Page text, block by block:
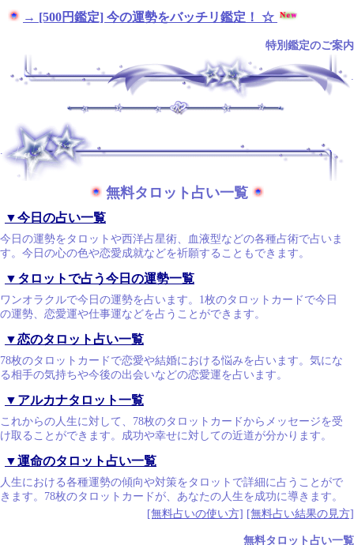
→ [500円鑑定] 今の運勢をバッチリ鑑定！ ☆
特別鑑定のご案内
無料タロット占い一覧
▼今日の占い一覧
今日の運勢をタロットや西洋占星術、血液型などの各種占術で占いま
す。今日の心の色や恋愛成就などを祈願することもできます。
▼タロットで占う今日の運勢一覧
ワンオラクルで今日の運勢を占います。1枚のタロットカードで今日
の運勢、恋愛運や仕事運などを占うことができます。
▼恋のタロット占い一覧
78枚のタロットカードで恋愛や結婚における悩みを占います。気にな
る相手の気持ちや今後の出会いなどの恋愛運を占います。
▼アルカナタロット一覧
これからの人生に対して、78枚のタロットカードからメッセージを受
け取ることができます。成功や幸せに対しての近道が分かります。
▼運命のタロット占い一覧
人生における各種運勢の傾向や対策をタロットで詳細に占うことがで
きます。78枚のタロットカードが、あなたの人生を成功に導きます。
[無料占いの使い方] [無料占い結果の見方]
無料タロット占い一覧